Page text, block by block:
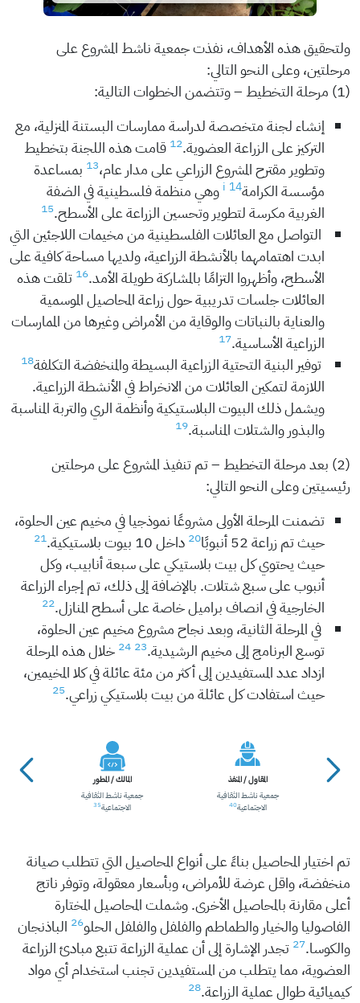
ولتحقيق هذه الأهداف، نفذت جمعية ناشط المشروع على
مرحلتين، وعلى النحو التالي:
(1) مرحلة التخطيط – وتتضمن الخطوات التالية:
إنشاء لجنة متخصصة لدراسة ممارسات البستنة المنزلية، مع
التركيز على الزراعة العضوية.12 قامت هذه اللجنة بتخطيط
وتطوير مقترح المشروع الزراعي على مدار عام،13 بمساعدة
مؤسسة الكرامة
i 14
وهي منظمة فلسطينية في الضفة
الغربية مكرسة لتطوير وتحسين الزراعة على الأسطح.15
التواصل مع العائلات الفلسطينية من مخيمات اللاجئين التي
ابدت اهتمامهما بالأنشطة الزراعية، ولديها مساحة كافية على
الأسطح، وأظهروا التزامًا بالمشاركة طويلة الأمد.16 تلقت هذه
العائلات جلسات تدريبية حول زراعة المحاصيل الموسمية
والعناية بالنباتات والوقاية من الأمراض وغيرها من الممارسات
الزراعية الأساسية.17
توفير البنية التحتية الزراعية البسيطة والمنخفضة التكلفة18
اللازمة لتمكين العائلات من الانخراط في الأنشطة الزراعية.
ويشمل ذلك البيوت البلاستيكية وأنظمة الري والتربة المناسبة
والبذور والشتلات المناسبة.19
(2) بعد مرحلة التخطيط – تم تنفيذ المشروع على مرحلتين
رئيسيتين وعلى النحو التالي:
تضمنت المرحلة الأولى مشروعًا نموذجيا في مخيم عين الحلوة،
حيث تم زراعة 52 أنبوبًا
20 داخل 10 بيوت بلاستيكية. 21
حيث يحتوي كل بيت بلاستيكي على سبعة أنابيب، وكل
أنبوب على سبع شتلات. بالإضافة إلى ذلك، تم إجراء الزراعة
الخارجية في انصاف براميل خاصة على أسطح المنازل.22
في المرحلة الثانية، وبعد نجاح مشروع مخيم عين الحلوة،
توسع البرنامج إلى مخيم الرشيدية.23
24 خلال هذه المرحلة
ازداد عدد المستفيدين إلى أكثر من مئة عائلة في كلا المخيمين،
حيث استفادت كل عائلة من بيت بلاستيكي زراعي.25
المالك / المطور
جمعية ناشط الثقافية
الاجتماعية35
المقاول / المنفذ
جمعية ناشط الثقافية
الاجتماعية40
تم اختيار المحاصيل بناءً على أنواع المحاصيل التي تتطلب صيانة
منخفضة، واقل عرضة للأمراض، وبأسعار معقولة، وتوفر ناتج
أعلى مقارنة بالمحاصيل الأخرى. وشملت المحاصيل المختارة
الفاصوليا والخيار والطماطم والفلفل والفلفل الحلو26 الباذنجان
والكوسا.27 تجدر الإشارة إلى أن عملية الزراعة تتبع مبادئ الزراعة
العضوية، مما يتطلب من المستفيدين تجنب استخدام أي مواد
كيميائية طوال عملية الزراعة.28